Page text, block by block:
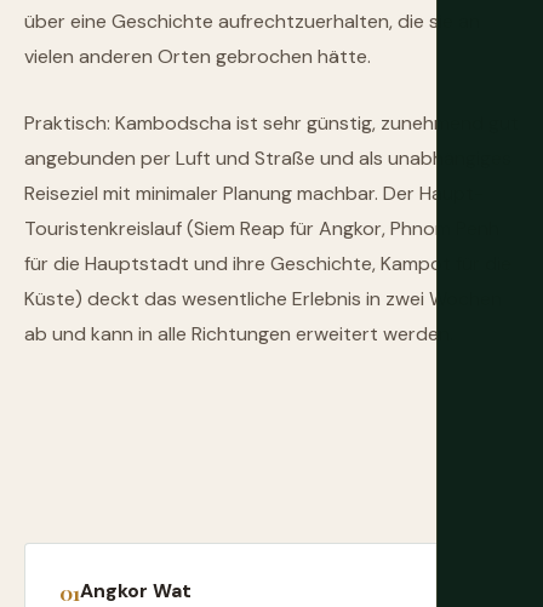
über eine Geschichte aufrechtzuerhalten, die sie an
vielen anderen Orten gebrochen hätte.
Praktisch: Kambodscha ist sehr günstig, zunehmend gut
angebunden per Luft und Straße und als unabhängiges
Reiseziel mit minimaler Planung machbar. Der Haupt-
Touristenkreislauf (Siem Reap für Angkor, Phnom Penh
für die Hauptstadt und ihre Geschichte, Kampot für die
Küste) deckt das wesentliche Erlebnis in zwei Wochen
ab und kann in alle Richtungen erweitert werden.
Angkor Wat